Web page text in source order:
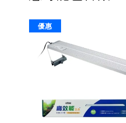
優惠